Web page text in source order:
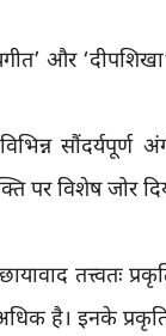
और
पर विशेष जोर
तत्त्वतः
है। इनके